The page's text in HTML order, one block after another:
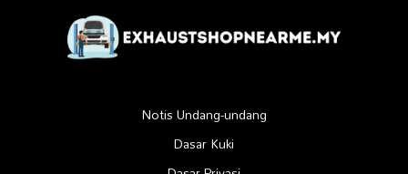
Notis Undang-undang
Dasar Kuki